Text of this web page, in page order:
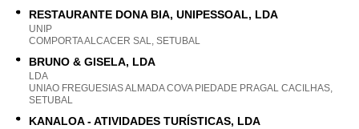
RESTAURANTE DONA BIA, UNIPESSOAL, LDA
UNIP
COMPORTA ALCACER SAL, SETUBAL
BRUNO & GISELA, LDA
LDA
UNIAO FREGUESIAS ALMADA COVA PIEDADE PRAGAL CACILHAS,
SETUBAL
KANALOA - ATIVIDADES TURÍSTICAS, LDA